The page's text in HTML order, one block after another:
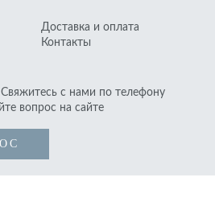
Доставка и оплата
Контакты
с нами по телефону
вопрос на сайте